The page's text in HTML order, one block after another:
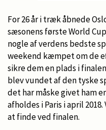
For 26 år i træk åbnede
sæsonens første World
nogle af verdens bedste
weekend kæmpet om de
sikre dem en plads i
blev vundet af den tyske
det har måske givet ham
afholdes i Paris i april
at finde ved finalen.